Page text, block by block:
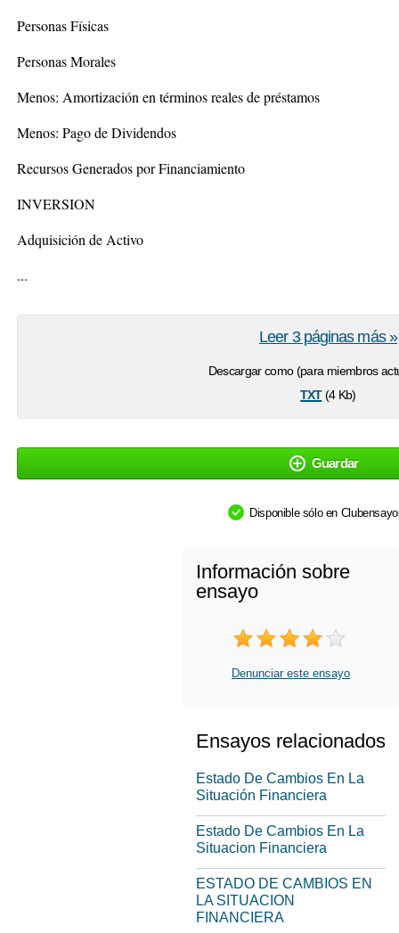
Personas Físicas
Personas Morales
Menos: Amortización en términos reales de préstamos
Menos: Pago de Dividendos
Recursos Generados por Financiamiento
INVERSION
Adquisición de Activo
...
Descargar como (para miembros
txt(4 Kb)
Leer 3 páginas más »
Guardar
Disponible sólo en
Información sobre
ensayo
Denunciar este ensayo
Ensayos relacionados
Estado De Cambios En La
Situación Financiera
Estado De Cambios En La
Situacion Financiera
ESTADO DE CAMBIOS EN
LA SITUACION
FINANCIERA